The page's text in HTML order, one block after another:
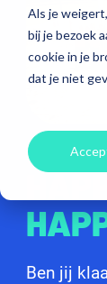
Als je
bij je bezoek
cookie in je
dat je niet
Ben jij